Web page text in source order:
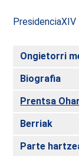
PresidenciaXIV
Ongietorri
Biografia
Prentsa
Berriak
Parte